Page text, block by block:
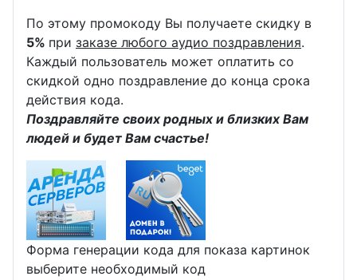
По этому промокоду Вы получаете скидку в
5% при заказе любого аудио поздравления.
Каждый пользователь может оплатить со
скидкой одно поздравление до конца срока
действия кода.
Поздравляйте своих родных и близких Вам
людей и будет Вам счастье!
Форма генерации кода для показа картинок
выберите необходимый код